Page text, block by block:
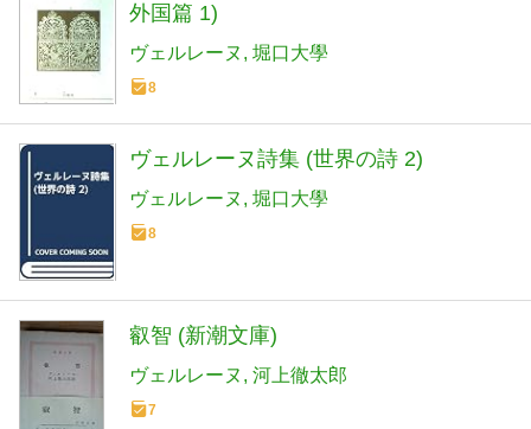
外国篇 1)
ヴェルレーヌ 堀口大學
8
ヴェルレーヌ詩集 (世界の詩 2)
ヴェルレーヌ 堀口大學
8
叡智 (新潮文庫)
ヴェルレーヌ 河上徹太郎
7